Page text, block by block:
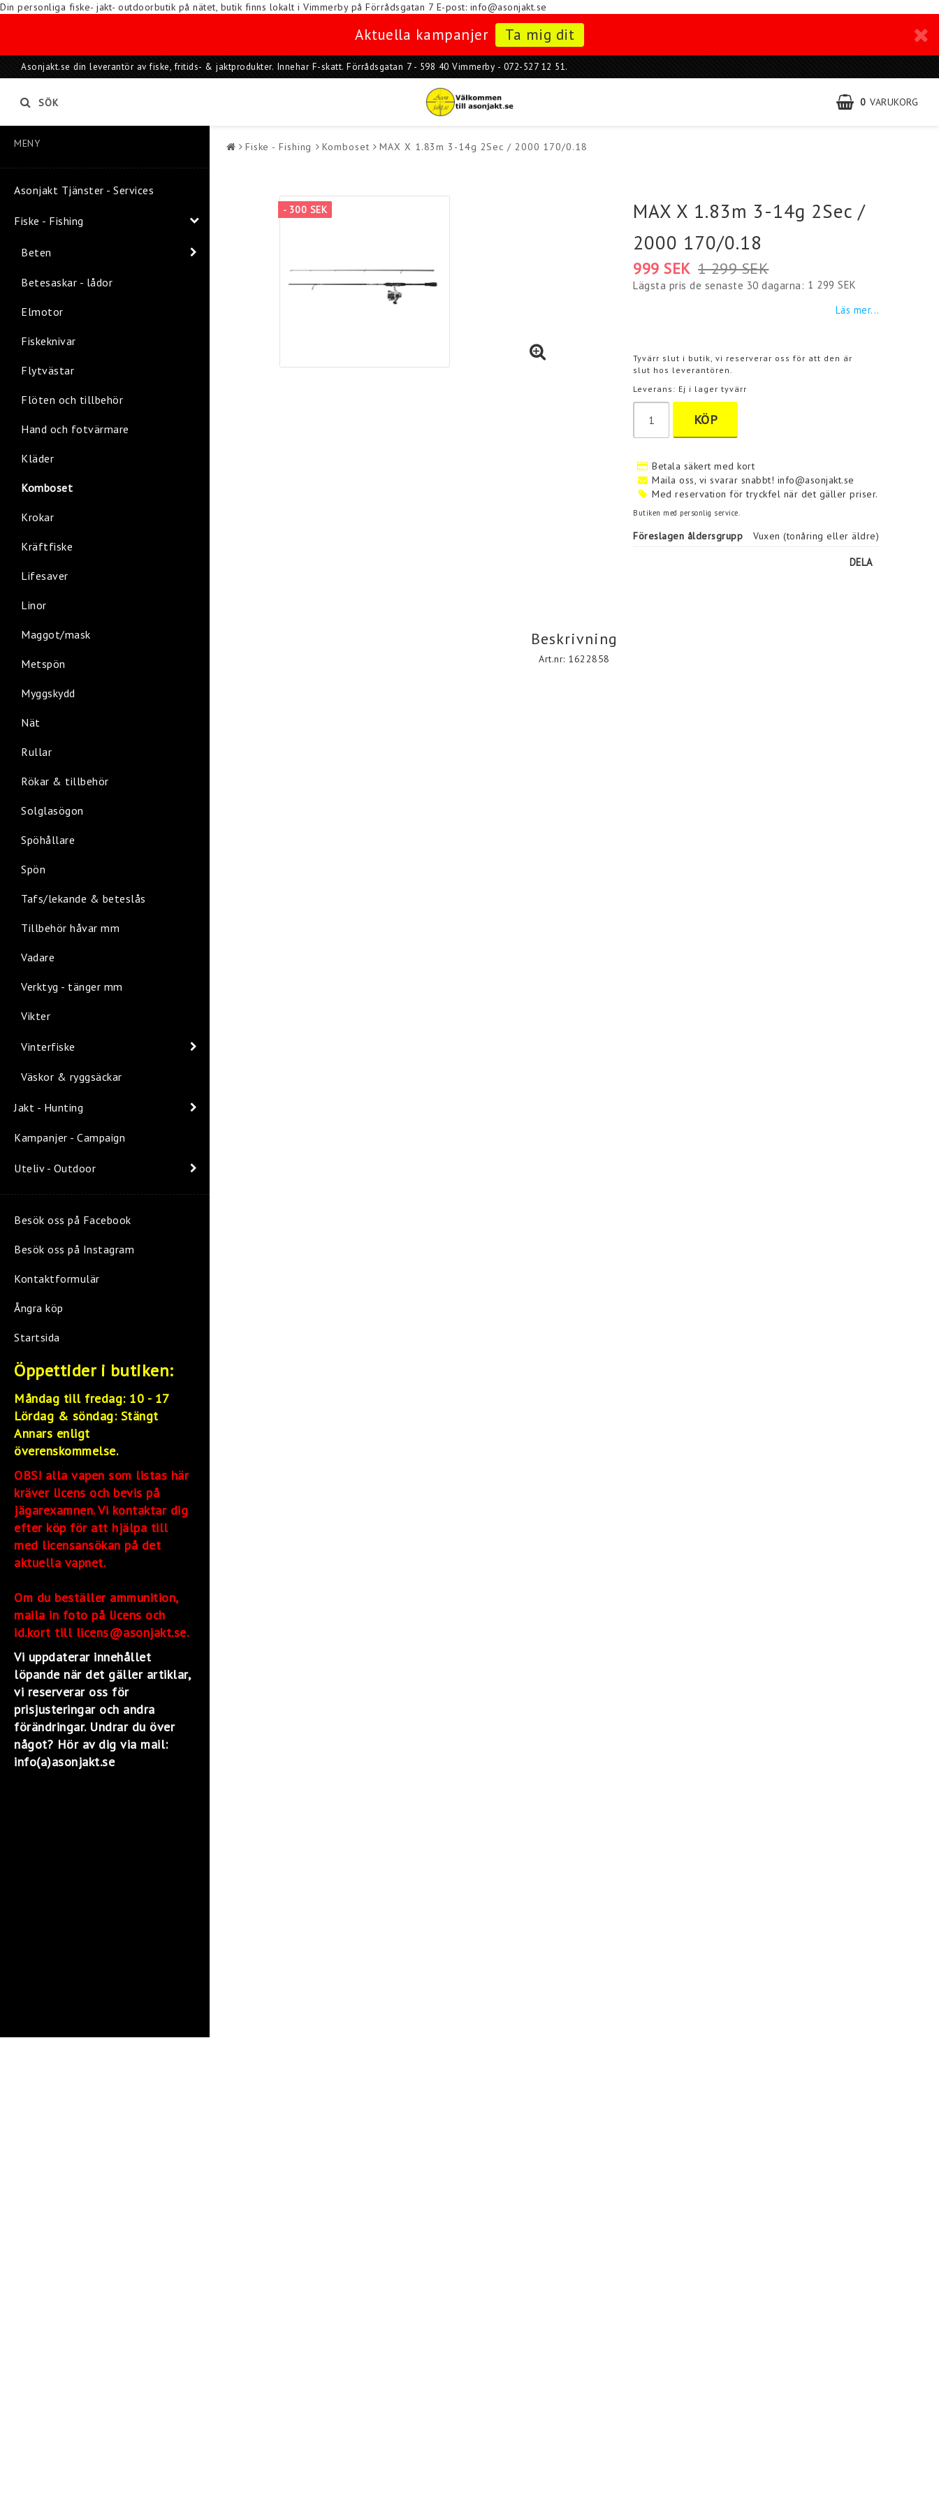
Din personliga fiske- jakt- outdoorbutik på nätet, butik finns lokalt i Vimmerby på Förrådsgatan 7 E-post: info@asonjakt.se
Aktuella kampanjer Ta mig dit
Asonjakt.se din leverantör av fiske, fritids- & jaktprodukter. Innehar F-skatt. Förrådsgatan 7 - 598 40 Vimmerby - 072-527 12 51.
0 VARUKORG
SÖK
MENY
Asonjakt Tjänster - Services
Fiske - Fishing
Beten
Betesaskar - lådor
Elmotor
Fiskeknivar
Flytvästar
Flöten och tillbehör
Hand och fotvärmare
Kläder
Komboset
Krokar
Kräftfiske
Lifesaver
Linor
Maggot/mask
Metspön
Myggskydd
Nät
Rullar
Rökar & tillbehör
Solglasögon
Spöhållare
Spön
Tafs/lekande & beteslås
Tillbehör håvar mm
Vadare
Verktyg - tänger mm
Vikter
Vinterfiske
Väskor & ryggsäckar
Jakt - Hunting
Kampanjer - Campaign
Uteliv - Outdoor
Besök oss på Facebook
Besök oss på Instagram
Kontaktformulär
Ångra köp
Startsida
Öppettider i butiken:
Måndag till fredag: 10 - 17
Lördag & söndag: Stängt
Annars enligt
överenskommelse.
OBS! alla vapen som listas här
kräver licens och bevis på
jägarexamnen. Vi kontaktar dig
efter köp för att hjälpa till
med licensansökan på det
aktuella vapnet.
Om du beställer ammunition,
maila in foto på licens och
id.kort till licens@asonjakt.se.
Vi uppdaterar innehållet
löpande när det gäller artiklar,
vi reserverar oss för
prisjusteringar och andra
förändringar. Undrar du över
något? Hör av dig via mail:
info(a)asonjakt.se
Fiske - Fishing Komboset MAX X 1.83m 3-14g 2Sec / 2000 170/0.18
- 300 SEK
MAX X 1.83m 3-14g 2Sec /
2000 170/0.18
1 299 SEK
999 SEK
Lägsta pris de senaste 30 dagarna
1 299 SEK
Läs mer...
Tyvärr slut i butik, vi reserverar oss för att den är
slut hos leverantören.
Leverans: Ej i lager tyvärr
KÖP
Betala säkert med kort
Maila oss, vi svarar snabbt! info@asonjakt.se
Med reservation för tryckfel när det gäller priser.
Butiken med personlig service.
Föreslagen åldersgrupp Vuxen (tonåring eller äldre)
DELA
Beskrivning
Art.nr: 1622858